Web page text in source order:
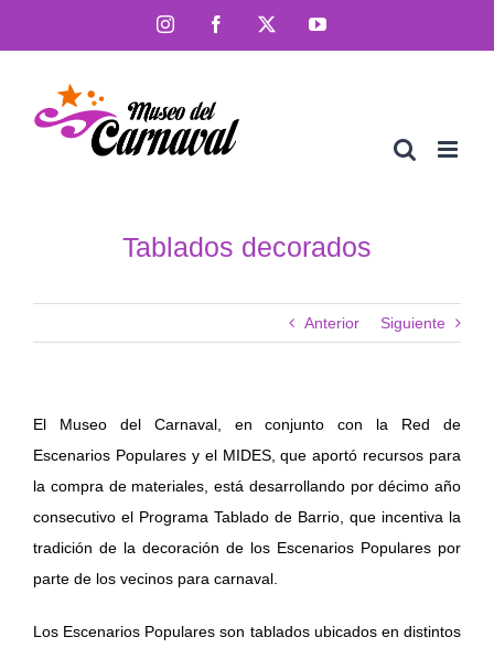
InstagramFacebook YouTube
Tablados decorados
Anterior Siguiente
El Museo del Carnaval, en conjunto con la Red de
Escenarios Populares y el MIDES, que aportó recursos para
la compra de materiales, está desarrollando por décimo año
consecutivo el Programa Tablado de Barrio, que incentiva la
tradición de la decoración de los Escenarios Populares por
parte de los vecinos para carnaval.
Los Escenarios Populares son tablados ubicados en distintos